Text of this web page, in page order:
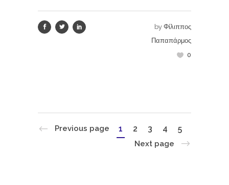
by Φίλιππος
Παπαπάρμος
0
Previous page 1 2 3 4 5
Next page